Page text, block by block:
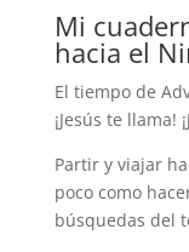
Mi
hacia el
El tiempo de
¡Jesús te llama!
Partir y viajar
poco como
búsquedas del